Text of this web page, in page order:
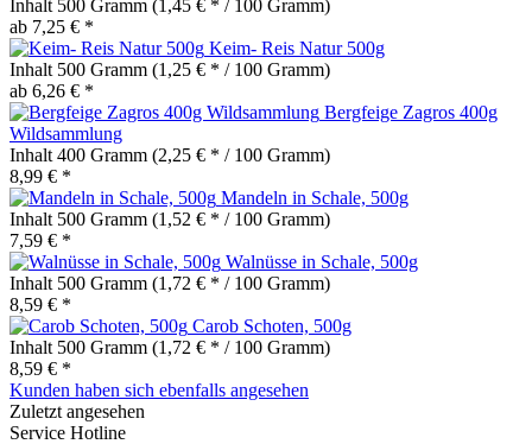
Inhalt 500 Gramm (1,45 € * / 100 Gramm)
ab 7,25 € *
Keim- Reis Natur 500g
Inhalt 500 Gramm (1,25 € * / 100 Gramm)
ab 6,26 € *
Bergfeige Zagros 400g
Wildsammlung
Inhalt 400 Gramm (2,25 € * / 100 Gramm)
8,99 € *
Mandeln in Schale, 500g
Inhalt 500 Gramm (1,52 € * / 100 Gramm)
7,59 € *
Walnüsse in Schale, 500g
Inhalt 500 Gramm (1,72 € * / 100 Gramm)
8,59 € *
Carob Schoten, 500g
Inhalt 500 Gramm (1,72 € * / 100 Gramm)
8,59 € *
Kunden haben sich ebenfalls angesehen
Zuletzt angesehen
Service Hotline